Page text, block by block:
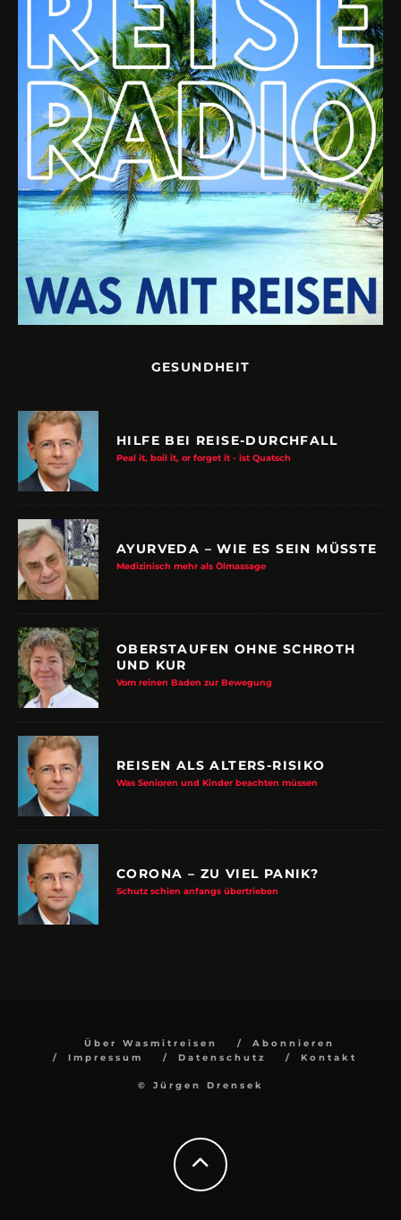
GESUNDHEIT
HILFE BEI REISE-DURCHFALL
Peal it, boil it, or forget it - ist Quatsch
AYURVEDA – WIE ES SEIN MÜSSTE
Medizinisch mehr als Ölmassage
OBERSTAUFEN OHNE SCHROTH
UND KUR
Vom reinen Baden zur Bewegung
REISEN ALS ALTERS-RISIKO
Was Senioren und Kinder beachten müssen
CORONA – ZU VIEL PANIK?
Schutz schien anfangs übertrieben
Über Wasmitreisen
Abonnieren
Impressum
Datenschutz Kontakt
© Jürgen Drensek